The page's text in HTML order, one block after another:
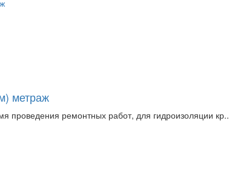
метраж
проведения ремонтных работ, для гидроизоляции кр..